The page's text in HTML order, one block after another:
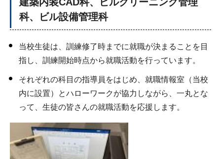
科、ビル設備管理科
当校生徒は、訓練修了時までに就職が決まることを目
指し、訓練開始時点から就職活動を行っています。
それぞれの科目の指導員をはじめ、就職情報室（当校
内に設置）とハローワークが協力しながら、一丸とな
って、生徒の皆さんの就職活動を応援します。